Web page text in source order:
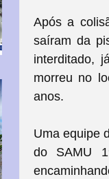
Após a
saíram da
interditado,
morreu no
anos.
Uma equipe
do SAMU